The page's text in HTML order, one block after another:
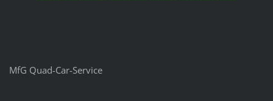
MfG Quad-Car-Service